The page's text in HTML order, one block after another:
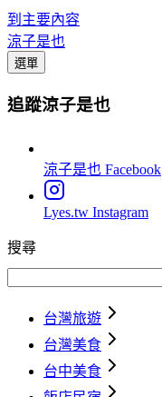
到主要內容
涼子是也
選單
追蹤涼子是也
涼子是也 Facebook
Lyes.tw Instagram
搜尋
台灣旅遊
台灣美食
台中美食